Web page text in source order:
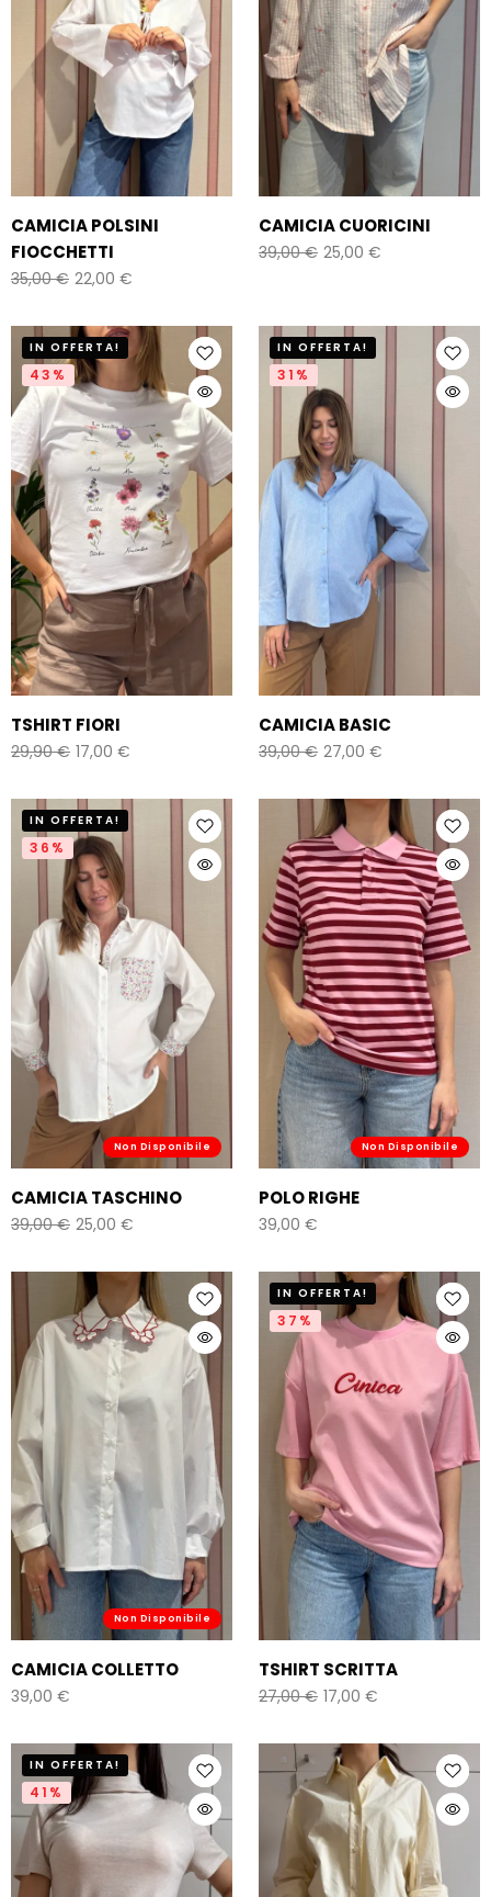
CAMICIA POLSINI
FIOCCHETTI
35,00€ 22,00 €
CAMICIA CUORICINI
39,00€ 25,00 €
IN OFFERTA!
43%
TSHIRT FIORI
29,90€ 17,00 €
IN OFFERTA!
31%
CAMICIA BASIC
39,00€ 27,00 €
Non Disponibile
IN OFFERTA!
36%
CAMICIA TASCHINO
39,00€ 25,00 €
Non Disponibile
POLO RIGHE
39,00 €
Non Disponibile
CAMICIA COLLETTO
39,00 €
IN OFFERTA!
37%
TSHIRT SCRITTA
27,00€ 17,00 €
IN OFFERTA!
41%